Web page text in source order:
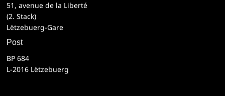
51, avenue de la Liberté
(2. Stack)
Lëtzebuerg-Gare
Post
BP 684
L-2016 Lëtzebuerg